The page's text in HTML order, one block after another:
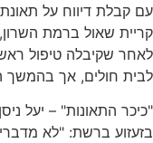
עם קבלת דיווח על
קריית שאול ברמת
לאחר שקיבלה טיפול
לבית חולים, אך בהמשך
"כיכר התאונות" – יעל
בזעזוע ברשת: "לא